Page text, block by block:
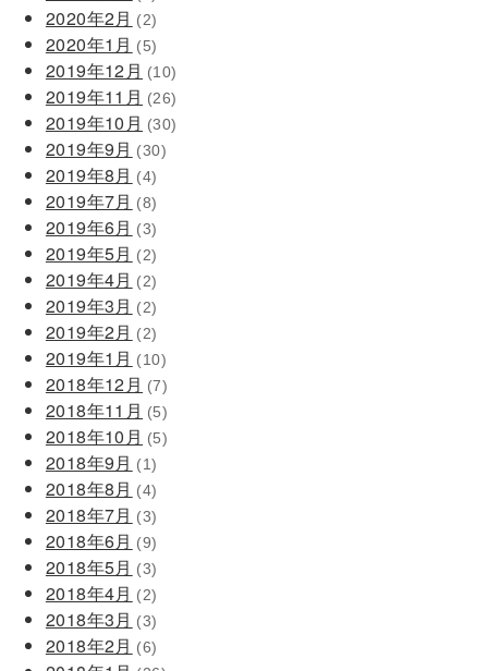
2020年2月 (2)
2020年1月 (5)
2019年12月 (10)
2019年11月 (26)
2019年10月 (30)
2019年9月 (30)
2019年8月 (4)
2019年7月 (8)
2019年6月 (3)
2019年5月 (2)
2019年4月 (2)
2019年3月 (2)
2019年2月 (2)
2019年1月 (10)
2018年12月 (7)
2018年11月 (5)
2018年10月 (5)
2018年9月 (1)
2018年8月 (4)
2018年7月 (3)
2018年6月 (9)
2018年5月 (3)
2018年4月 (2)
2018年3月 (3)
2018年2月 (6)